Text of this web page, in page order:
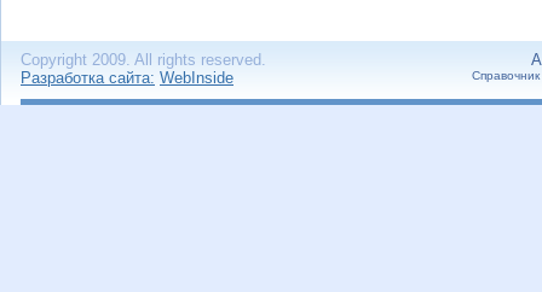
Copyright 2009. All rights reserved.
Разработка сайта: WebInside